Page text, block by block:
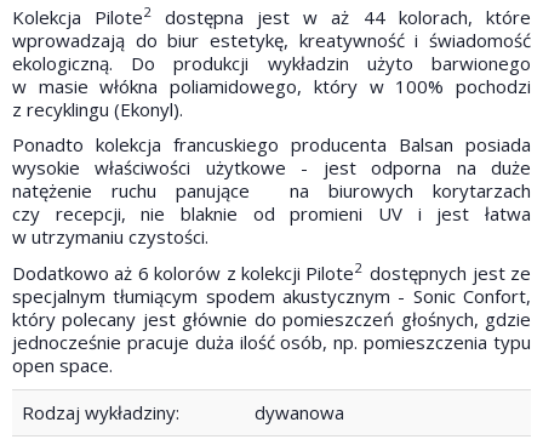
Kolekcja Pilote2dostępna jest w aż 44 kolorach, które
wprowadzają do biur estetykę, kreatywność i świadomość
ekologiczną. Do produkcji wykładzin użyto barwionego
w masie włókna poliamidowego, który w 100% pochodzi
z recyklingu (Ekonyl).
Ponadto kolekcja francuskiego producenta Balsan posiada
wysokie właściwości użytkowe - jest odporna na duże
natężenie ruchu panujące na biurowych korytarzach
czy recepcji, nie blaknie od promieni UV i jest łatwa
w utrzymaniu czystości.
Dodatkowo aż 6 kolorów z kolekcji Pilote2 dostępnych jest ze
specjalnym tłumiącym spodem akustycznym - Sonic Confort,
który polecany jest głównie do pomieszczeń głośnych, gdzie
jednocześnie pracuje duża ilość osób, np. pomieszczenia typu
open space.
Rodzaj wykładziny:
dywanowa